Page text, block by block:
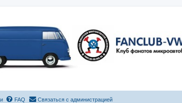
FAQ Связаться с администрацией